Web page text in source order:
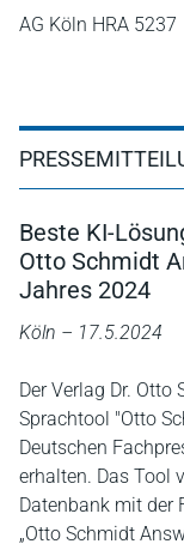
AG Köln HRA 5237
Beste KI-
Otto Schmidt
Jahres 2024
Köln – 17.5.2024
Der Verlag Dr.
Sprachtool "Otto
Deutschen
erhalten. Das Tool
Datenbank mit der
„Otto Schmidt